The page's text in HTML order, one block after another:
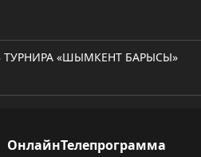
ТУРНИРА «ШЫМКЕНТ БАРЫСЫ»
ОнлайнТелепрограмма